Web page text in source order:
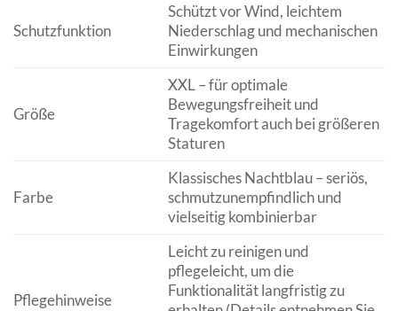
Schutzfunktion
Schützt vor Wind, leichtem
Niederschlag und mechanischen
Einwirkungen
Größe
XXL – für optimale
Bewegungsfreiheit und
Tragekomfort auch bei größeren
Staturen
Farbe
Klassisches Nachtblau – seriös,
schmutzunempfindlich und
vielseitig kombinierbar
Pflegehinweise
Leicht zu reinigen und
pflegeleicht, um die
Funktionalität langfristig zu